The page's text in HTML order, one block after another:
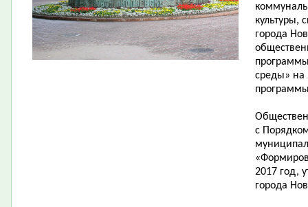
культуры,
города
среды» на
с
2017 год,
города